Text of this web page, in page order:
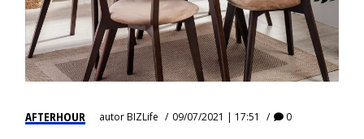
AFTERHOUR autorBIZLife 09/07/2021 | 17:51 0